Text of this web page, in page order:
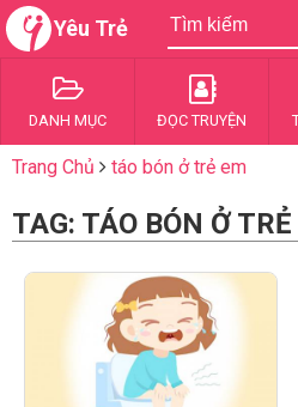
Yêu Trẻ
DANH MỤC ĐỌC TRUYỆN
Trang Chủ táo bón ở trẻ em
TAG: TÁO BÓN Ở